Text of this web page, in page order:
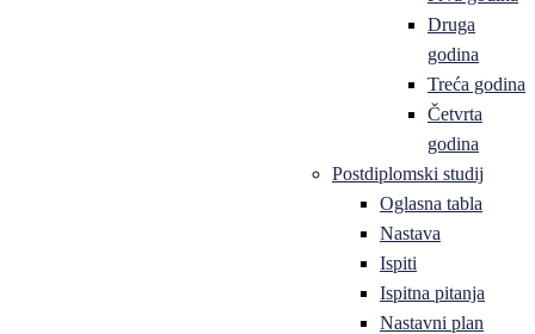
Druga
godina
Treća godina
Četvrta
godina
Postdiplomski studij
Oglasna tabla
Nastava
Ispiti
Ispitna pitanja
Nastavni plan